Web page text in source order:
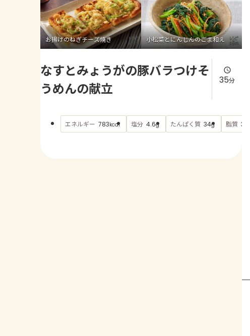
お揚げのねぎチーズ焼き 小松菜とにんじんのごま和え
なすとみょうがの豚バラつけそ
うめんの献立
35分
エネルギー 783kcal 塩分 4.6g たんぱく質 34g 脂質 36.7